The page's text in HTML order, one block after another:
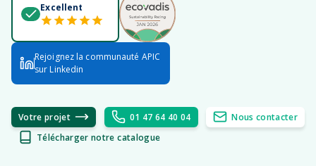
Excellent
Rejoignez la communauté APIC
sur Linkedin
Votre projet 01 47 64 40 04
Nous contacter
Télécharger notre catalogue